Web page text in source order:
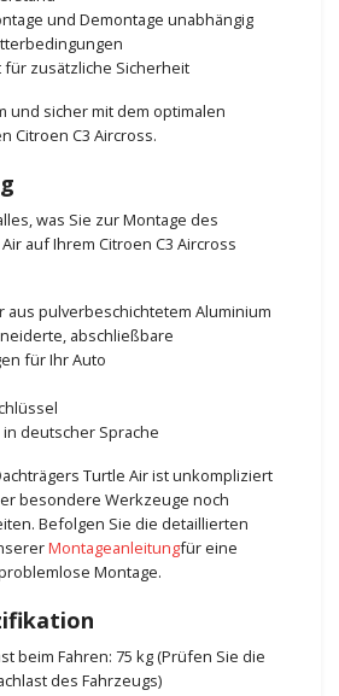
und Demontage unabhängig
für zusätzliche Sicherheit
und sicher mit dem optimalen
Citroen C3 Aircross.
was Sie zur Montage des
auf Ihrem Citroen C3 Aircross
aus pulverbeschichtetem Aluminium
abschließbare
für Ihr Auto
in deutscher Sprache
Turtle Air ist unkompliziert
besondere Werkzeuge noch
Befolgen Sie die detaillierten
Montageanleitungfür eine
Montage.
beim Fahren: 75 kg (Prüfen Sie die
des Fahrzeugs)